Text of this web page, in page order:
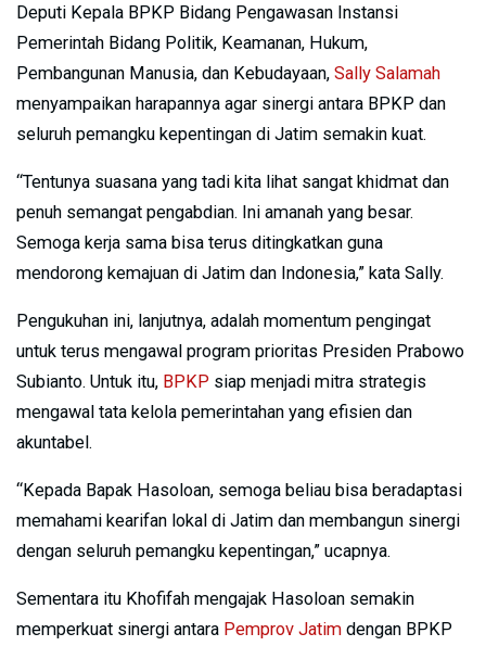
Deputi Kepala BPKP Bidang Pengawasan Instansi
Pemerintah Bidang Politik, Keamanan, Hukum,
Pembangunan Manusia, dan Kebudayaan, Sally Salamah
menyampaikan harapannya agar sinergi antara BPKP dan
seluruh pemangku kepentingan di Jatim semakin kuat.
“Tentunya suasana yang tadi kita lihat sangat khidmat dan
penuh semangat pengabdian. Ini amanah yang besar.
Semoga kerja sama bisa terus ditingkatkan guna
mendorong kemajuan di Jatim dan Indonesia,” kata Sally.
Pengukuhan ini, lanjutnya, adalah momentum pengingat
untuk terus mengawal program prioritas Presiden Prabowo
Subianto. Untuk itu, BPKP siap menjadi mitra strategis
mengawal tata kelola pemerintahan yang efisien dan
akuntabel.
“Kepada Bapak Hasoloan, semoga beliau bisa beradaptasi
memahami kearifan lokal di Jatim dan membangun sinergi
dengan seluruh pemangku kepentingan,” ucapnya.
Sementara itu Khofifah mengajak Hasoloan semakin
memperkuat sinergi antara Pemprov Jatim dengan BPKP